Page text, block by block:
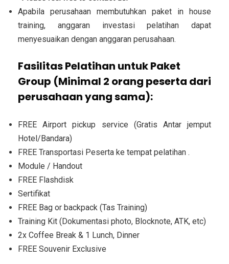
Apabila perusahaan membutuhkan paket in house
training, anggaran investasi pelatihan dapat
menyesuaikan dengan anggaran perusahaan.
Fasilitas Pelatihan untuk Paket
Group (Minimal 2 orang peserta dari
perusahaan yang sama):
FREE Airport pickup service (Gratis Antar jemput
Hotel/Bandara)
FREE Transportasi Peserta ke tempat pelatihan .
Module / Handout
FREE Flashdisk
Sertifikat
FREE Bag or backpack (Tas Training)
Training Kit (Dokumentasi photo, Blocknote, ATK, etc)
2x Coffee Break & 1 Lunch, Dinner
FREE Souvenir Exclusive